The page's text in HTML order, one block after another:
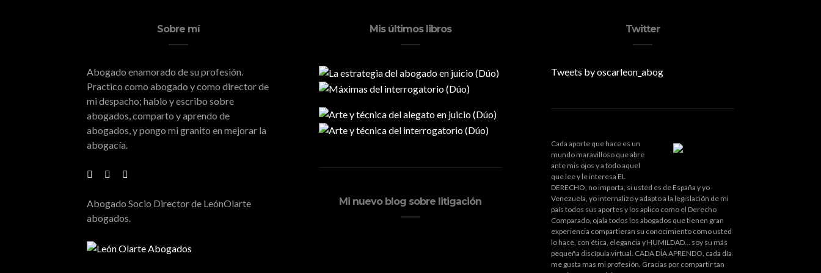
Sobre mí
Abogado enamorado de su profesión.
Practico como abogado y como director de
mi despacho; hablo y escribo sobre
abogados, comparto y aprendo de
abogados, y pongo mi granito en mejorar la
abogacía.
Abogado Socio Director de LeónOlarte
abogados.
Mis últimos libros
Mi nuevo blog sobre litigación
Twitter
Tweets by oscarleon_abog
Cada aporte que hace es un
mundo maravilloso que abre
ante mis ojos y a todo aquel
que lee y le interesa EL
DERECHO, no importa, si usted es de España y yo
Venezuela, yo internalizo y adapto a la legislación de mi
país todos sus aportes y los aplico como el Derecho
Comparado, ojala todos los abogados que tienen gran
experiencia compartieran su conocimiento como usted
lo hace, con ética, elegancia y HUMILDAD... soy su más
pequeña discípula virtual. CADA DÍA APRENDO, cada día
me gusta mas mi profesión. Gracias por compartir tan